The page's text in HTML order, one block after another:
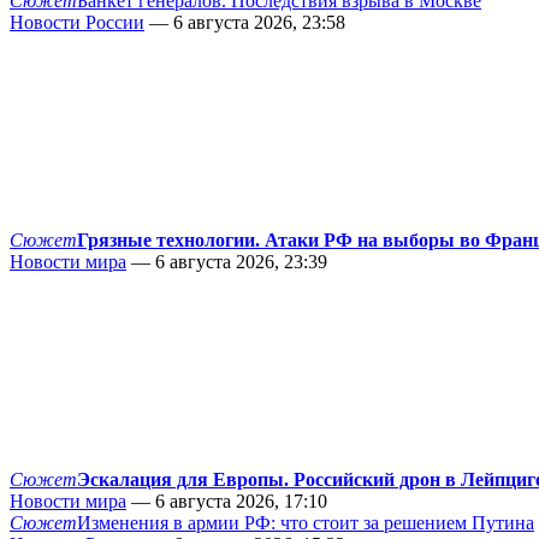
Новости России — 6 августа 2026, 23:58
СюжетГрязные технологии. Атаки РФ на выборы во
Новости мира — 6 августа 2026, 23:39
СюжетЭскалация для Европы. Российский дрон в
Новости мира — 6 августа 2026, 17:10
СюжетИзменения в армии РФ: что стоит за решением Путина